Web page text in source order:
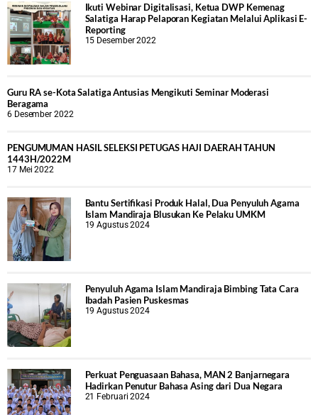
Ikuti Webinar Digitalisasi, Ketua DWP Kemenag
Salatiga Harap Pelaporan Kegiatan Melalui Aplikasi E-
Reporting
15 Desember 2022
Guru RA se-Kota Salatiga Antusias Mengikuti Seminar Moderasi
Beragama
6 Desember 2022
PENGUMUMAN HASIL SELEKSI PETUGAS HAJI DAERAH TAHUN
1443H/2022M
17 Mei 2022
Bantu Sertifikasi Produk Halal, Dua Penyuluh Agama
Islam Mandiraja Blusukan Ke Pelaku UMKM
19 Agustus 2024
Penyuluh Agama Islam Mandiraja Bimbing Tata Cara
Ibadah Pasien Puskesmas
19 Agustus 2024
Perkuat Penguasaan Bahasa, MAN 2 Banjarnegara
Hadirkan Penutur Bahasa Asing dari Dua Negara
21 Februari 2024